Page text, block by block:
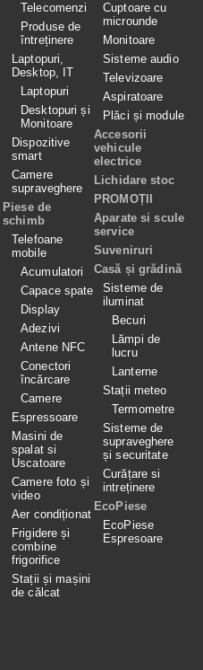
Telecomenzi
Produse de
întreținere
Laptopuri,
Desktop, IT
Laptopuri
Desktopuri și
Monitoare
Dispozitive
smart
Camere
supraveghere
Piese de
schimb
Telefoane
mobile
Acumulatori
Capace spate
Display
Adezivi
Antene NFC
Conectori
încărcare
Camere
Espressoare
Masini de
spalat si
Uscatoare
Camere foto și
video
Aer condiționat
Frigidere și
combine
frigorifice
Stații și mașini
de călcat
Cuptoare cu
microunde
Monitoare
Sisteme audio
Televizoare
Aspiratoare
Plăci și module
Accesorii
vehicule
electrice
Lichidare stoc
PROMOȚII
Aparate si scule
service
Suveniruri
Casă și grădină
Sisteme de
iluminat
Becuri
Lămpi de
lucru
Lanterne
Stații meteo
Termometre
Sisteme de
supraveghere
și securitate
Curățare si
intreținere
EcoPiese
EcoPiese
Espresoare